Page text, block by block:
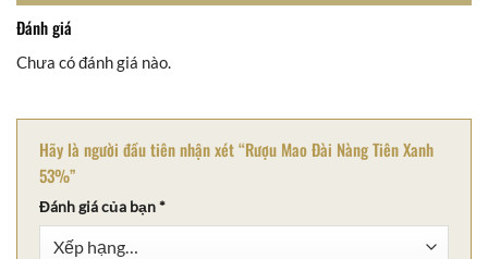
Đánh giá
Chưa có đánh giá nào.
Hãy là người đầu tiên nhận xét “Rượu Mao Đài Nàng Tiên Xanh
53%”
Đánh giá của bạn*